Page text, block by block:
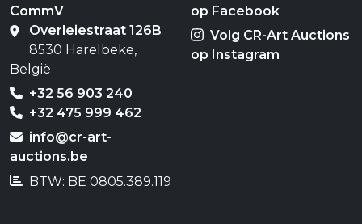
CommV
Overleiestraat 126B
8530 Harelbeke,
België
+32 56 903 240
+32 475 999 462
info@cr-art-
auctions.be
BTW: BE 0805.389.119
op Facebook
Volg CR-Art Auctions
op Instagram